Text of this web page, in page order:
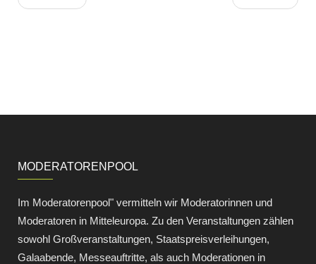
MODERATORENPOOL
Im Moderatorenpool" vermitteln wir Moderatorinnen und
Moderatoren in Mitteleuropa. Zu den Veranstaltungen zählen
sowohl Großveranstaltungen, Staatspreisverleihungen,
Galaabende, Messeauftritte, als auch Moderationen in